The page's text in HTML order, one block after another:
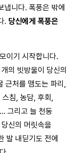
냅니다. 폭풍은 밖에
. 당신에게 폭풍은
이기 시작합니다.
의 빗방울이 당신의
처를 맴도는 파리,
침, 농담, 후회,
그리고 늘 천둥
신의 머릿속을
발 내딛기도 전에